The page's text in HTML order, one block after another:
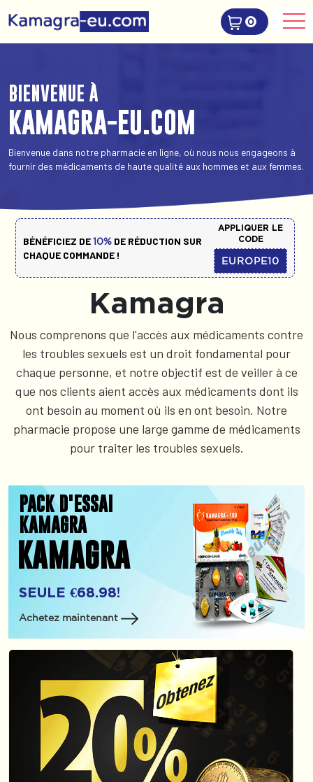
0
BIENVENUE À
KAMAGRA-EU.COM
Bienvenue dans notre pharmacie en ligne, où nous nous engageons à
fournir des médicaments de haute qualité aux hommes et aux femmes.
BÉNÉFICIEZ DE10% DE RÉDUCTION SUR
CHAQUE COMMANDE !
APPLIQUER LE
CODE
EUROPE10
Kamagra
Nous comprenons que l'accès aux médicaments contre
les troubles sexuels est un droit fondamental pour
chaque personne, et notre objectif est de veiller à ce
que nos clients aient accès aux médicaments dont ils
ont besoin au moment où ils en ont besoin. Notre
pharmacie propose une large gamme de médicaments
pour traiter les troubles sexuels.
PACK D'ESSAI
KAMAGRA
KAMAGRA
SEULE €68.98!
Achetez maintenant